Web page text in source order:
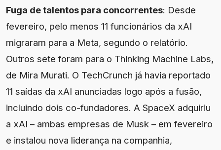
Fuga de talentos para concorrentes: Desde
fevereiro, pelo menos 11 funcionários da xAI
migraram para a Meta, segundo o relatório.
Outros sete foram para o Thinking Machine Labs,
de Mira Murati. O TechCrunch já havia reportado
11 saídas da xAI anunciadas logo após a fusão,
incluindo dois co-fundadores. A SpaceX adquiriu
a xAI – ambas empresas de Musk – em fevereiro
e instalou nova liderança na companhia,